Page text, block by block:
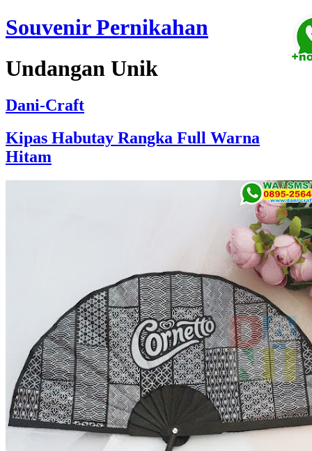
Souvenir Pernikahan
Undangan Unik
Dani-Craft
Kipas Habutay Rangka Full Warna
Hitam